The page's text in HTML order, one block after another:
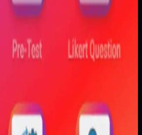
menghubungkan persamaan
fisik yang sebenarnya,
hanya tampil statis juga membuat
dan perilaku sistem sulit
yang berubah langsung saat
begitu, mahasiswa bisa melihat
simulasi secara lebih konkret.